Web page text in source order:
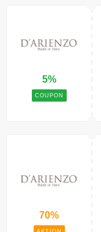
5%
COUPON
70%